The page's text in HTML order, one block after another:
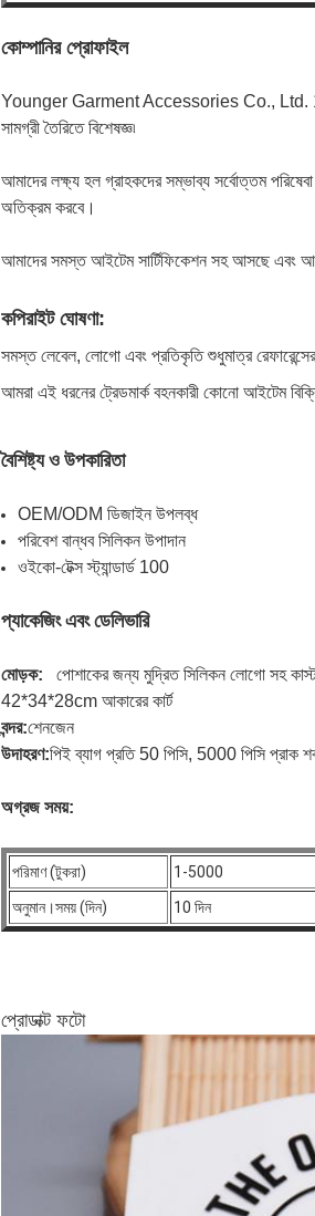
কোম্পানির প্রোফাইল
Younger Garment Accessories Co., Ltd. 12
সামগ্রী তৈরিতে বিশেষজ্ঞ৷
আমাদের লক্ষ্য হল গ্রাহকদের সম্ভাব্য সর্বোত্তম
অতিক্রম করবে।
আমাদের সমস্ত আইটেম সার্টিফিকেশন সহ আসছে এবং
কপিরাইট ঘোষণা:
সমস্ত লেবেল, লোগো এবং প্রতিকৃতি শুধুমাত্র
আমরা এই ধরনের ট্রেডমার্ক বহনকারী কোনো আইটেম
বৈশিষ্ট্য ও উপকারিতা
OEM/ODM ডিজাইন উপলব্ধ
পরিবেশ বান্ধব সিলিকন উপাদান
ওইকো-টেক্স স্ট্যান্ডার্ড 100
প্যাকেজিং এবং ডেলিভারি
মোড়ক: পোশাকের জন্য মুদ্রিত সিলিকন লোগো সহ
42*34*28cm আকারের কার্ট
বন্দর:শেনজেন
উদাহরণ:পিই ব্যাগ প্রতি 50 পিসি, 5000 পিসি প্রাক
অগ্রজ সময়:
পরিমাণ (টুকরা) 1-5000
অনুমান।সময় (দিন)
10 দিন
প্রোডাক্ট ফটো